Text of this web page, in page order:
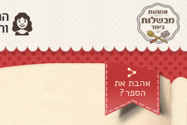
אהבת את
הספר?